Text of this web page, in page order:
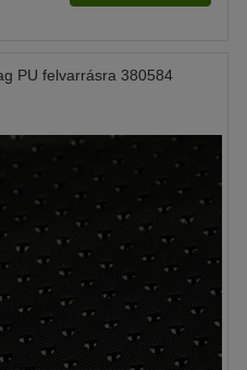
PU felvarrásra 380584